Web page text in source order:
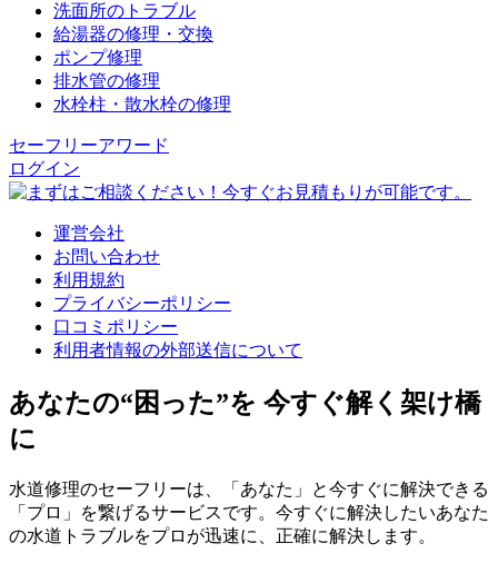
洗面所のトラブル
給湯器の修理・交換
ポンプ修理
排水管の修理
水栓柱・散水栓の修理
セーフリーアワード
ログイン
運営会社
お問い合わせ
利用規約
プライバシーポリシー
口コミポリシー
利用者情報の外部送信について
あなたの“困った”を 今すぐ解く架け橋
に
水道修理のセーフリーは、「あなた」と今すぐに解決できる
「プロ」を繋げるサービスです。今すぐに解決したいあなた
の水道トラブルをプロが迅速に、正確に解決します。